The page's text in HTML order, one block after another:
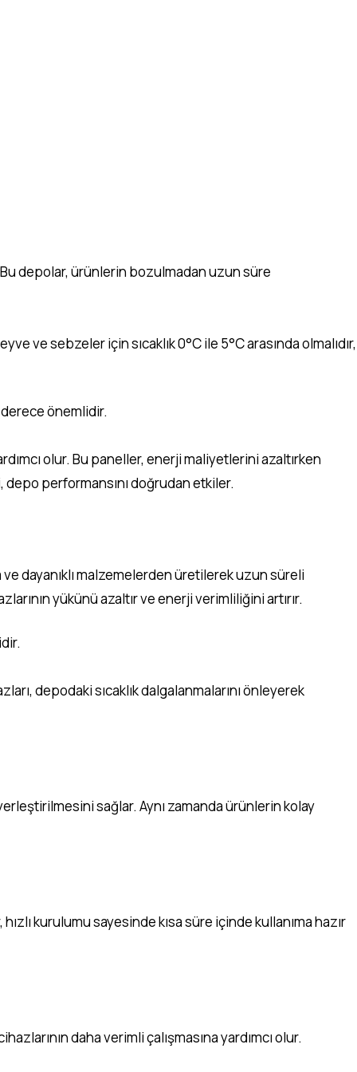
Bu depolar, ürünlerin bozulmadan uzun süre
ve sebzeler için sıcaklık 0°C ile 5°C arasında olmalıdır,
önemlidir.
olur. Bu paneller, enerji maliyetlerini azaltırken
performansını doğrudan etkiler.
ve dayanıklı malzemelerden üretilerek uzun süreli
yükünü azaltır ve enerji verimliliğini artırır.
depodaki sıcaklık dalgalanmalarını önleyerek
sağlar. Aynı zamanda ürünlerin kolay
kurulumu sayesinde kısa süre içinde kullanıma hazır
daha verimli çalışmasına yardımcı olur.